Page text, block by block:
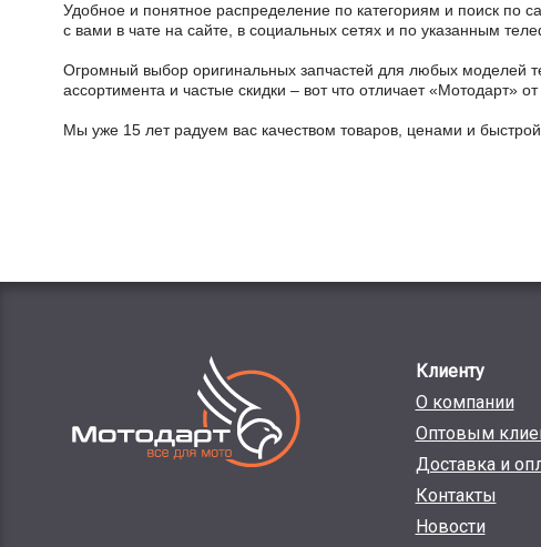
Удобное и понятное распределение по категориям и поиск по
с вами в чате на сайте, в социальных сетях и по указанным
Огромный выбор оригинальных запчастей для любых моделей
ассортимента и частые скидки – вот что отличает «Мотодарт»
Мы уже 15 лет радуем вас качеством товаров, ценами и
Клиенту
О компании
Оптовым
Доставка и
Контакты
Новости